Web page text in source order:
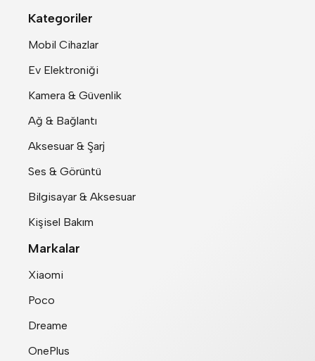
Kategoriler
Mobil Cihazlar
Ev Elektroniği
Kamera & Güvenlik
Ağ & Bağlantı
Aksesuar & Şarj
Ses & Görüntü
Bilgisayar & Aksesuar
Kişisel Bakım
Markalar
Xiaomi
Poco
Dreame
OnePlus